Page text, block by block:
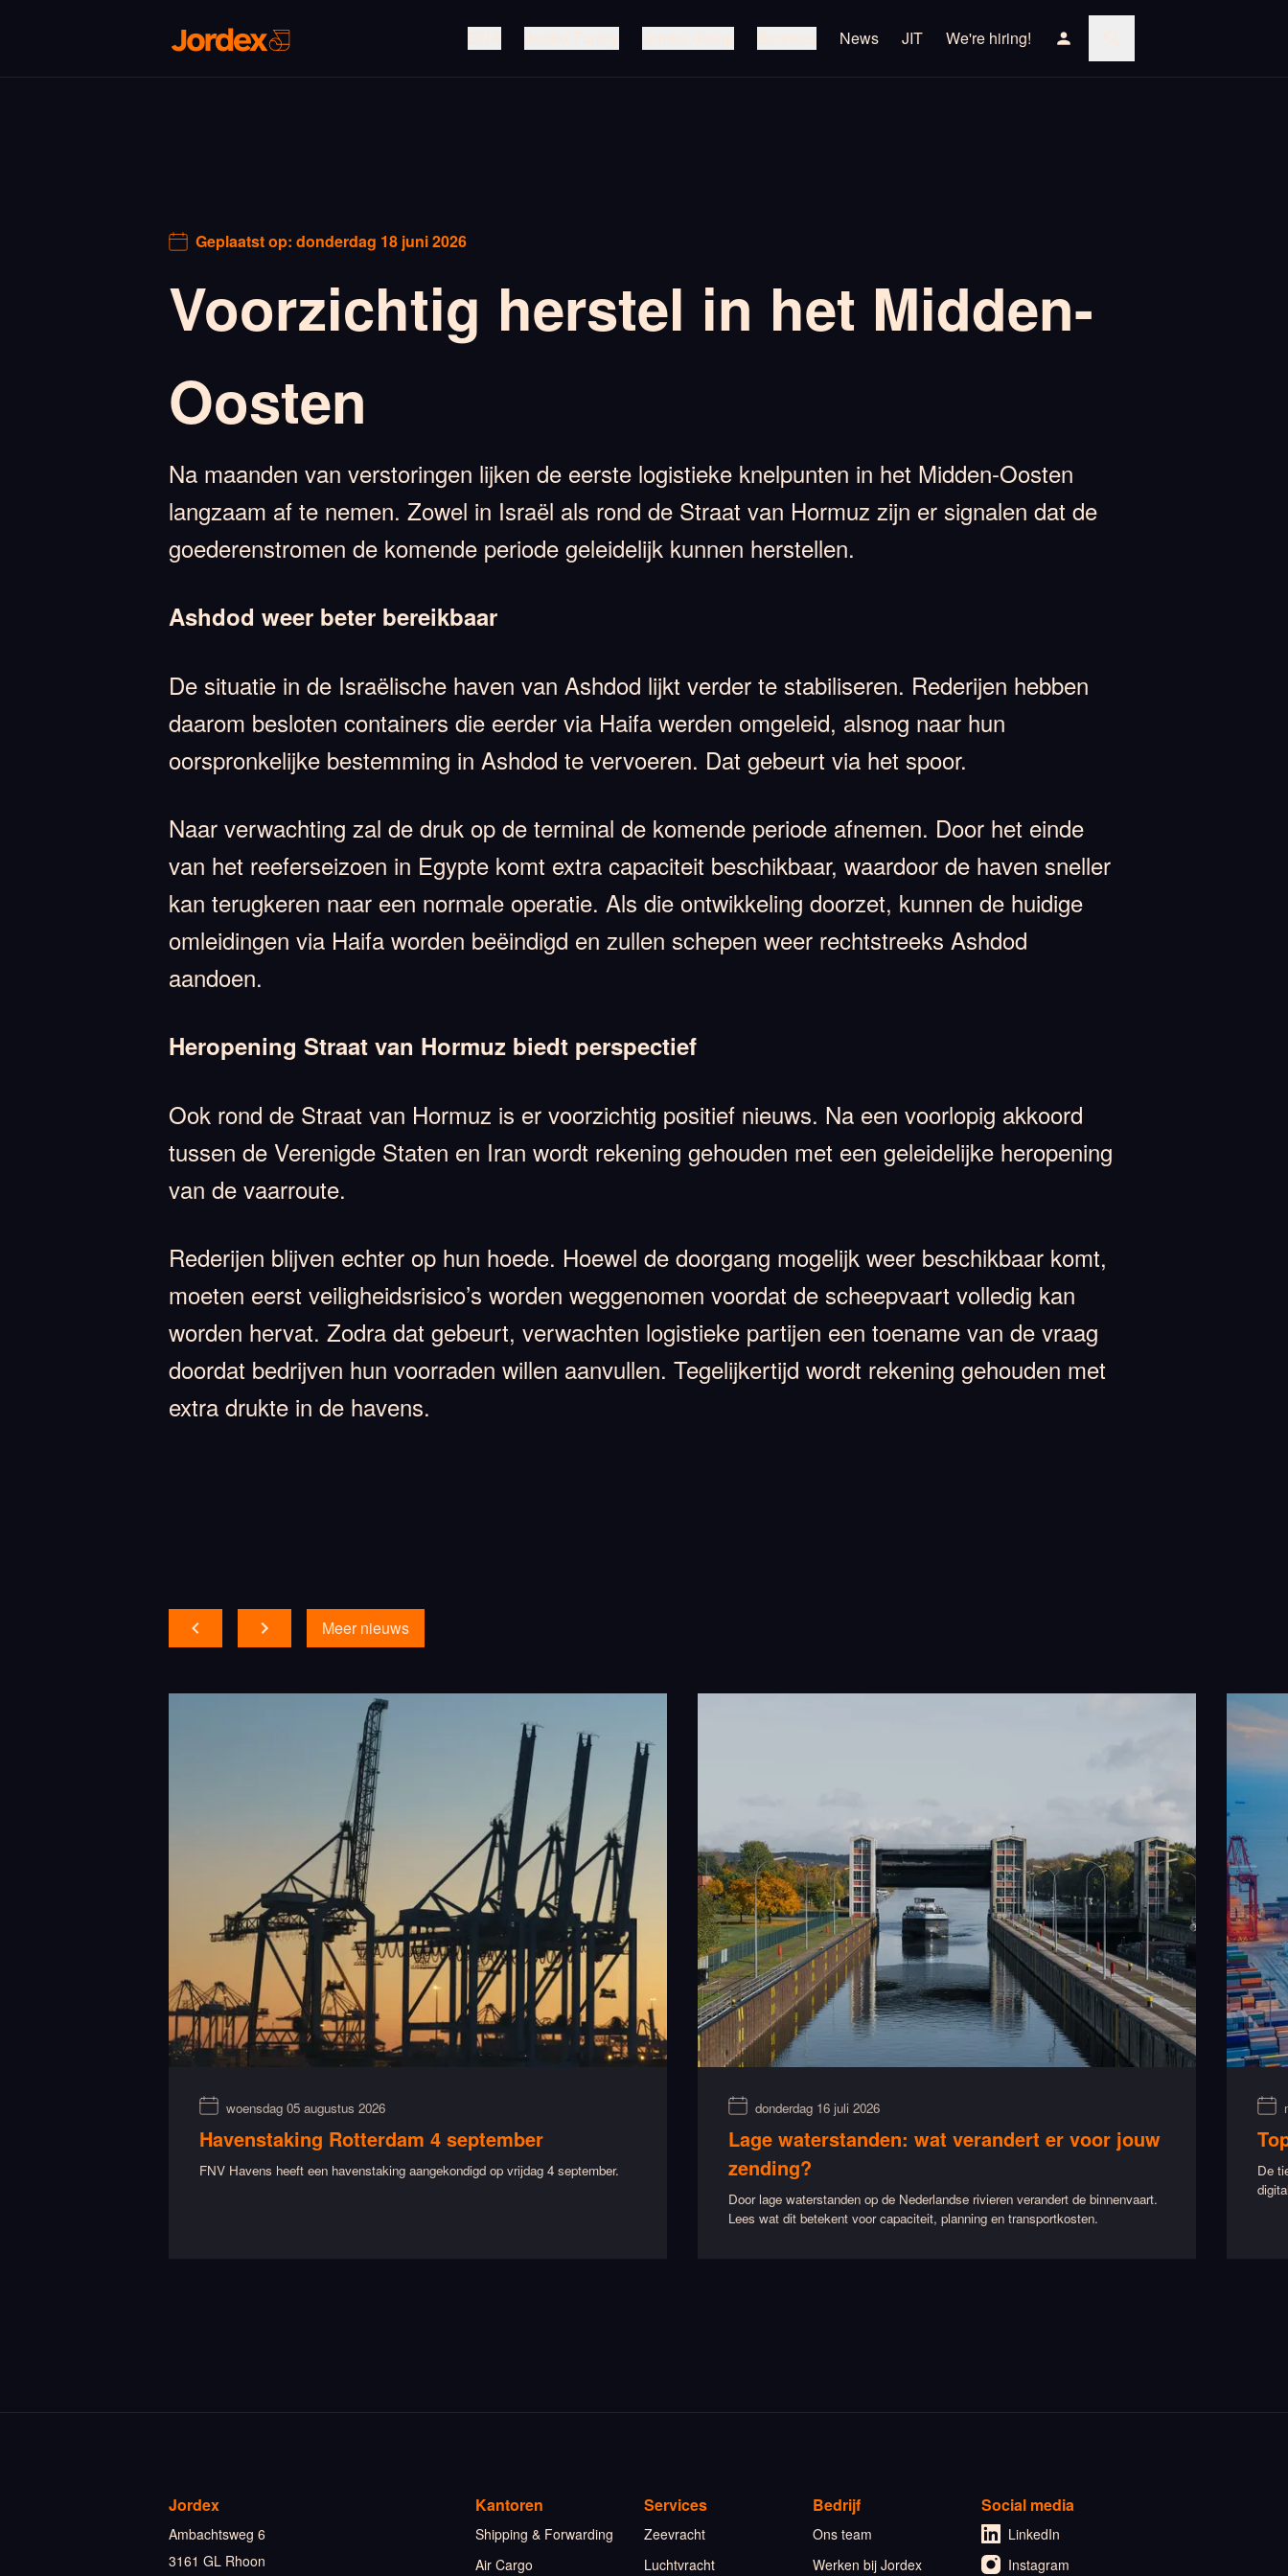
DNA Jordex Family Jordex Group Services News JIT We're hiring!
Geplaatst op: donderdag 18 juni 2026
Voorzichtig herstel in het Midden-
Oosten
Na maanden van verstoringen lijken de eerste logistieke knelpunten in het Midden-Oosten
langzaam af te nemen. Zowel in Israël als rond de Straat van Hormuz zijn er signalen dat de
goederenstromen de komende periode geleidelijk kunnen herstellen.
Ashdod weer beter bereikbaar
De situatie in de Israëlische haven van Ashdod lijkt verder te stabiliseren. Rederijen hebben
daarom besloten containers die eerder via Haifa werden omgeleid, alsnog naar hun
oorspronkelijke bestemming in Ashdod te vervoeren. Dat gebeurt via het spoor.
Naar verwachting zal de druk op de terminal de komende periode afnemen. Door het einde
van het reeferseizoen in Egypte komt extra capaciteit beschikbaar, waardoor de haven sneller
kan terugkeren naar een normale operatie. Als die ontwikkeling doorzet, kunnen de huidige
omleidingen via Haifa worden beëindigd en zullen schepen weer rechtstreeks Ashdod
aandoen.
Heropening Straat van Hormuz biedt perspectief
Ook rond de Straat van Hormuz is er voorzichtig positief nieuws. Na een voorlopig akkoord
tussen de Verenigde Staten en Iran wordt rekening gehouden met een geleidelijke heropening
van de vaarroute.
Rederijen blijven echter op hun hoede. Hoewel de doorgang mogelijk weer beschikbaar komt,
moeten eerst veiligheidsrisico’s worden weggenomen voordat de scheepvaart volledig kan
worden hervat. Zodra dat gebeurt, verwachten logistieke partijen een toename van de vraag
doordat bedrijven hun voorraden willen aanvullen. Tegelijkertijd wordt rekening gehouden met
extra drukte in de havens.
Meer nieuws
woensdag 05 augustus 2026
Havenstaking Rotterdam 4 september
FNV Havens heeft een havenstaking aangekondigd op vrijdag 4 september.
donderdag 16 juli 2026
Lage waterstanden: wat verandert er voor jouw
zending?
Door lage waterstanden op de Nederlandse rivieren verandert de binnenvaart.
Lees wat dit betekent voor capaciteit, planning en transportkosten.
De
Jordex
Ambachtsweg 6
3161 GL Rhoon
Kantoren
Shipping & Forwarding
Air Cargo
Services
Zeevracht
Luchtvracht
Bedrijf
Ons team
Werken bij Jordex
Social media
LinkedIn
Instagram